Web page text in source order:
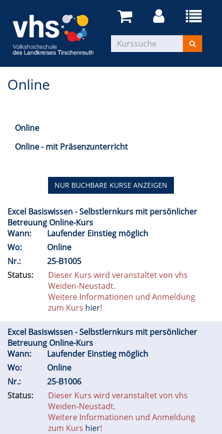
Online
Online
Online - mit Präsenzunterricht
NUR BUCHBARE KURSE ANZEIGEN
Excel Basiswissen - Selbstlernkurs mit persönlicher
Betreuung Online-Kurs
Wann:
Laufender Einstieg möglich
Wo:
Online
Nr.:
25-B1005
Status:
Dieser Kurs wird veranstaltet von vhs
Weiden-Neustadt.
Weitere Informationen und Anmeldung
zum Kurs hier!
Excel Basiswissen - Selbstlernkurs mit persönlicher
Betreuung Online-Kurs
Wann:
Laufender Einstieg möglich
Wo:
Online
Nr.:
25-B1006
Status:
Dieser Kurs wird veranstaltet von vhs
Weiden-Neustadt.
Weitere Informationen und Anmeldung
zum Kurs hier!